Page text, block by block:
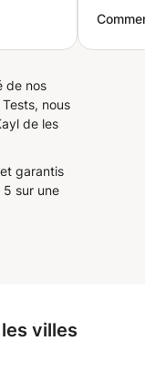
ou si
un emploi du
les cours à
des progrès
ce qui
je
de nos
nous
de les
garantis
5 sur une
villes